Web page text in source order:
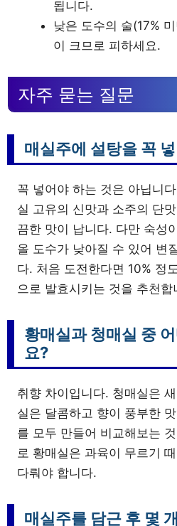
됩니다.
낮은 도수의 술(17%
이 크므로 피하세요.
자주 묻는 질문
매실주에 설탕을 꼭
꼭 넣어야 하는 것은 아닙니
실 고유의 신맛과 소주의 단
끔한 맛이 납니다. 다만 숙성
올 도수가 낮아질 수 있어 변
다. 처음 도전한다면 10% 정
으로 발효시키는 것을 추천합
황매실과 청매실 중
요?
취향 차이입니다. 청매실은
실은 달콤하고 향이 풍부한
를 모두 만들어 비교해보는
로 황매실은 과육이 무르기
다뤄야 합니다.
매실주를 담근 후 몇